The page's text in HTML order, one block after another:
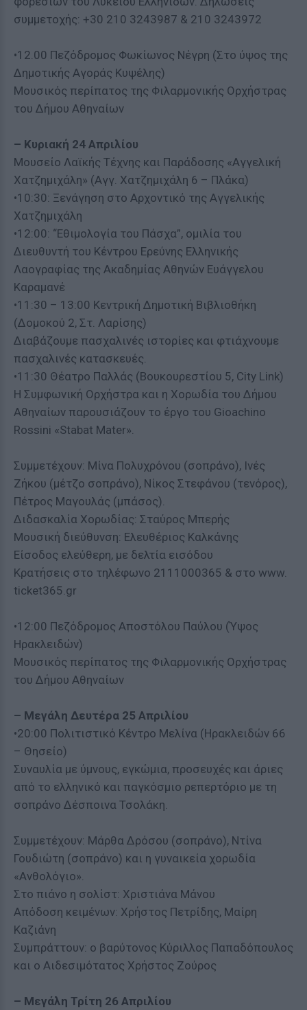
συμμετοχής: +30 210 3243987 & 210 3243972
•12.00 Πεζόδρομος Φωκίωνος Νέγρη (Στο ύψος της
Δημοτικής Αγοράς Κυψέλης)
Μουσικός περίπατος της Φιλαρμονικής Ορχήστρας
του Δήμου Αθηναίων
– Κυριακή 24 Απριλίου
Μουσείο Λαϊκής Τέχνης και Παράδοσης «Αγγελική
Χατζημιχάλη» (Αγγ. Χατζημιχάλη 6 – Πλάκα)
•10:30: Ξενάγηση στο Αρχοντικό της Αγγελικής
Χατζημιχάλη
•12:00: “Εθιμολογία του Πάσχα”, ομιλία του
Διευθυντή του Κέντρου Ερεύνης Ελληνικής
Λαογραφίας της Ακαδημίας Αθηνών Ευάγγελου
Καραμανέ
•11:30 – 13:00 Κεντρική Δημοτική Βιβλιοθήκη
(Δομοκού 2, Στ. Λαρίσης)
Διαβάζουμε πασχαλινές ιστορίες και φτιάχνουμε
πασχαλινές κατασκευές.
•11:30 Θέατρο Παλλάς (Βουκουρεστίου 5, City Link)
Η Συμφωνική Ορχήστρα και η Χορωδία του Δήμου
Αθηναίων παρουσιάζουν το έργο του Gioachino
Rossini «Stabat Mater».
Συμμετέχουν: Μίνα Πολυχρόνου (σοπράνο), Ινές
Ζήκου (μέτζο σοπράνο), Νίκος Στεφάνου (τενόρος),
Πέτρος Μαγουλάς (μπάσος).
Διδασκαλία Χορωδίας: Σταύρος Μπερής
Μουσική διεύθυνση: Ελευθέριος Καλκάνης
Είσοδος ελεύθερη, με δελτία εισόδου
Κρατήσεις στο τηλέφωνο 2111000365 & στο www.
ticket365.gr
•12:00 Πεζόδρομος Αποστόλου Παύλου (Ύψος
Ηρακλειδών)
Μουσικός περίπατος της Φιλαρμονικής Ορχήστρας
του Δήμου Αθηναίων
– Μεγάλη Δευτέρα 25 Απριλίου
•20:00 Πολιτιστικό Κέντρο Μελίνα (Ηρακλειδών 66
– Θησείο)
Συναυλία με ύμνους, εγκώμια, προσευχές και άριες
από το ελληνικό και παγκόσμιο ρεπερτόριο με τη
σοπράνο Δέσποινα Τσολάκη.
Συμμετέχουν: Μάρθα Δρόσου (σοπράνο), Ντίνα
Γουδιώτη (σοπράνο) και η γυναικεία χορωδία
«Ανθολόγιο».
Στο πιάνο η σολίστ: Χριστιάνα Μάνου
Απόδοση κειμένων: Χρήστος Πετρίδης, Μαίρη
Καζιάνη
Συμπράττουν: ο βαρύτονος Κύριλλος Παπαδόπουλος
και ο Αιδεσιμότατος Χρήστος Ζούρος
– Μεγάλη Τρίτη 26 Απριλίου